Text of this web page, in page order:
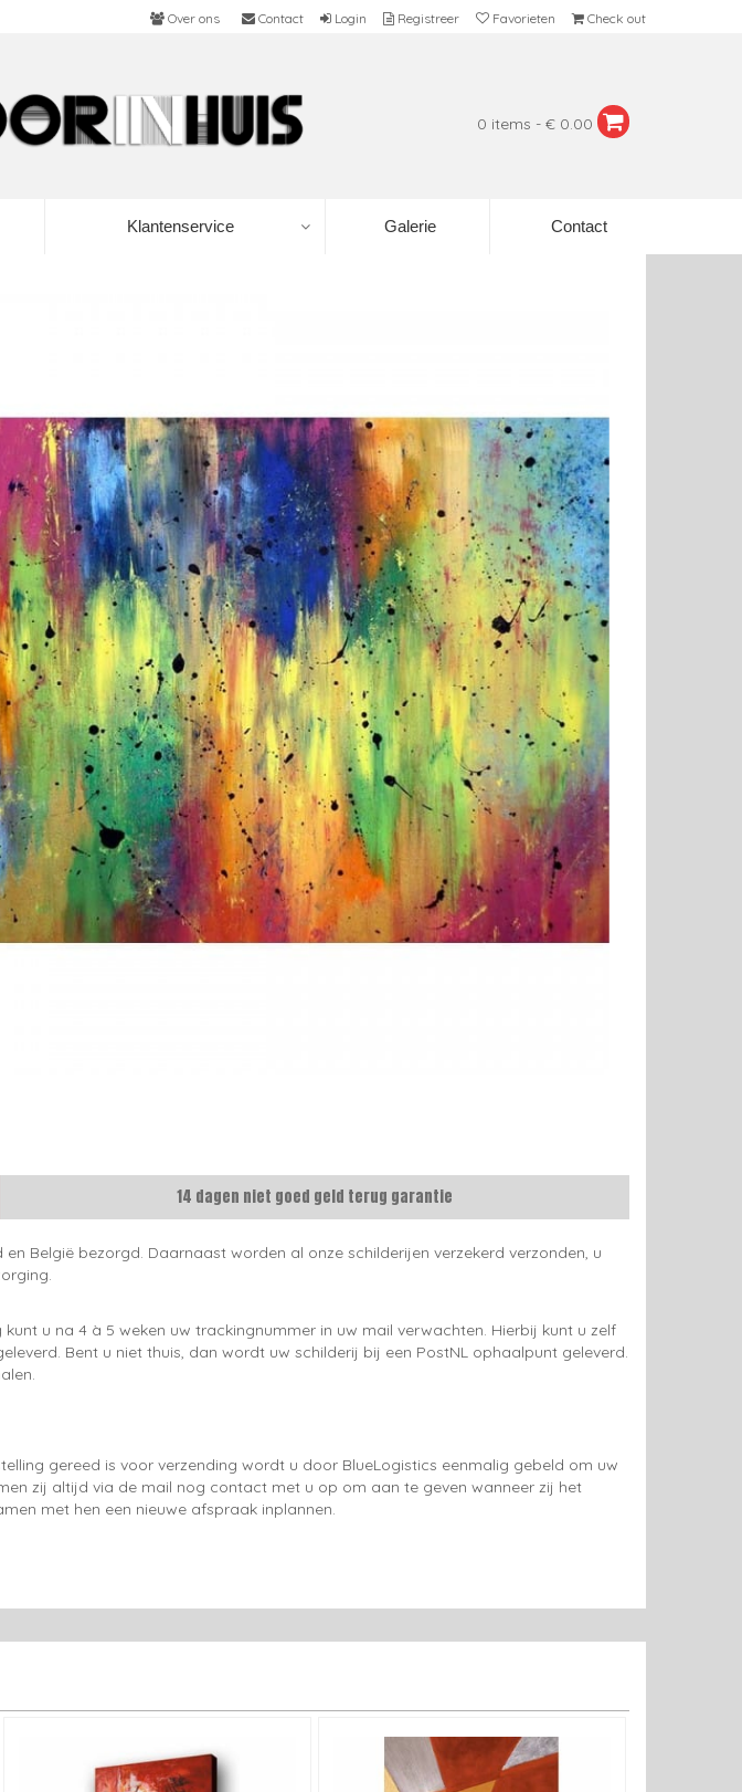
Over ons Contact Login Registreer Favorieten Check out
0 items - € 0.00
Klantenservice Galerie Contact
14 dagen niet goed geld terug garantie
België bezorgd. Daarnaast worden al onze schilderijen verzekerd verzonden, u
u na 4 à 5 weken uw trackingnummer in uw mail verwachten. Hierbij kunt u zelf
Bent u niet thuis, dan wordt uw schilderij bij een PostNL ophaalpunt geleverd.
gereed is voor verzending wordt u door BlueLogistics eenmalig gebeld om uw
zij altijd via de mail nog contact met u op om aan te geven wanneer zij het
met hen een nieuwe afspraak inplannen.